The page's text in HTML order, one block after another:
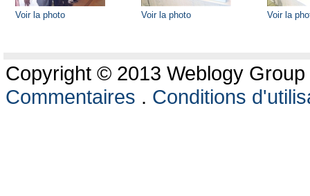
Voir la photo Voir la photo Voir la
Copyright © 2013 Weblogy
Commentaires . Conditions